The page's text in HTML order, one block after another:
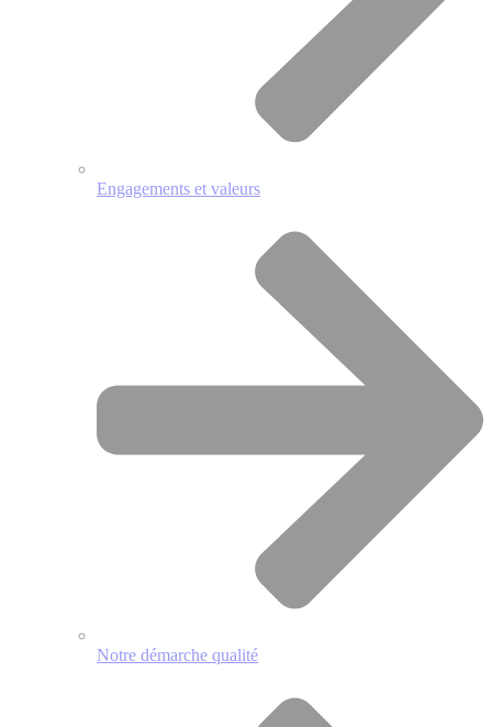
Engagements et valeurs
Notre démarche qualité